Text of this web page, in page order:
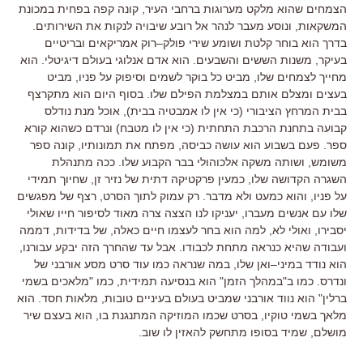
הצמחים שהוא מלקט מערוגות ברחבי העיר קונה קפה בפחית במכונת
המשקאות ונוסע מעבר לנהר אל רובע שיבויה לנקות את השירותים
בדרך הוא בוחר קלטת ושומע שירי פולק–רוק אמריקאים ובריטיים
בעיקר משנות הששים והשבעים הוא אדם אנלוגי בעולם דיגיטלי
הוא
מחייך לצמחים שלו
מביט כל בוקר לשמים וסיפוק על פניו
מביט
בעצים ומצלם אותם במצלמת הפילם שלו בסוף היום הוא מתקרצף
בבית המרחץ הציבורי (כי אין לו אמבטיה בבית), אוכל מנת נודלס
קבועה בתחנת הרכבת התחתית (כי אין לו מטבח) ונרדם כשהוא קורא
ספר פעם בשבוע הוא עושה כביסה מפתח את תמונותיו קונה ספר
משומש ושותה משקה אלכוהולי בבר הקבוע שלו ככה מתנהלת
השגרה הקדושה שלו כמעין פרקטיקה דתית של נזיר זן שחיוך תמידי
על פניו
והוא כמעט ולא מדבר רק עמוק לתוך הסרט רצף של מפגשים
שלו עם אנשים מעברו
יעניקו לנו הצצה צרה מאוד לסיפור חייו שאולי
יסבירו
ואולי לא למה הוא בחר לעצמו חיים כאלה של בדידות דממה
ועבודה שהיא כנראה מתחת לכבודו
אבל עד שהחרך הזה יבקע עבורנו
הוא נודד במיני–ואן שלו במה שנראה כמו עוד סרט מסע אורבני של
ונדרס כמו ב"במהלך הזמן" הוא בנסיעה תמידית כמו "מלאכים בשמי
ברלין" הוא נווד אורבני שמביט בעולם בעיניים טובות מלאות חסד הוא
מלאך בשמי טוקיו בסרט שכמו המוזיקה המתנגנת בו
הוא בעצם שיר
מושלם שמיד בסופו מתחשק להאזין לו שוב